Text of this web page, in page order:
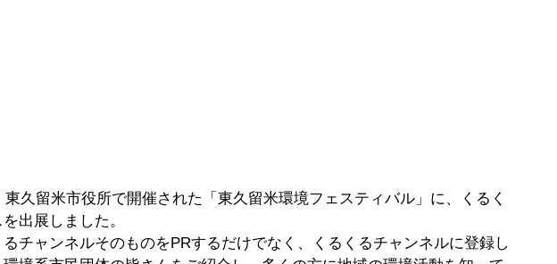
久留米市役所で開催された「東久留米環境フェスティバル」に、くるく
出展しました。
チャンネルそのものをPRするだけでなく、くるくるチャンネルに登録し